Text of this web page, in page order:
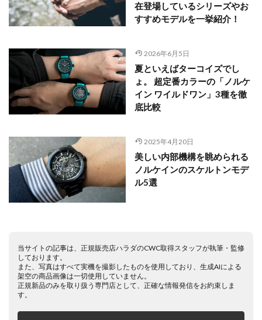
在登場しているシリーズやお
すすめモデルを一挙紹介！
2026年6月5日
夏といえばターコイズでし
ょ。 超定番カラーの「ノルケ
イン ワイルドワン」3種を徹
底比較
2025年4月20日
美しい内部機構を眺められる
ノルケインのスケルトンモデ
ル5選
当サイトの記事は、正規販売店ハラダのCWC取得スタッフが執筆・監修
しております。
また、写真はすべて実機を撮影したものを使用しており、生成AIによる
架空の商品画像は一切使用していません。
正規新品のみを取り扱う専門店として、正確な情報発信をお約束しま
す。